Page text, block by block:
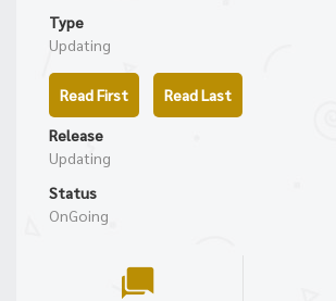
Type
Updating
Read First Read Last
Release
Updating
Status
OnGoing